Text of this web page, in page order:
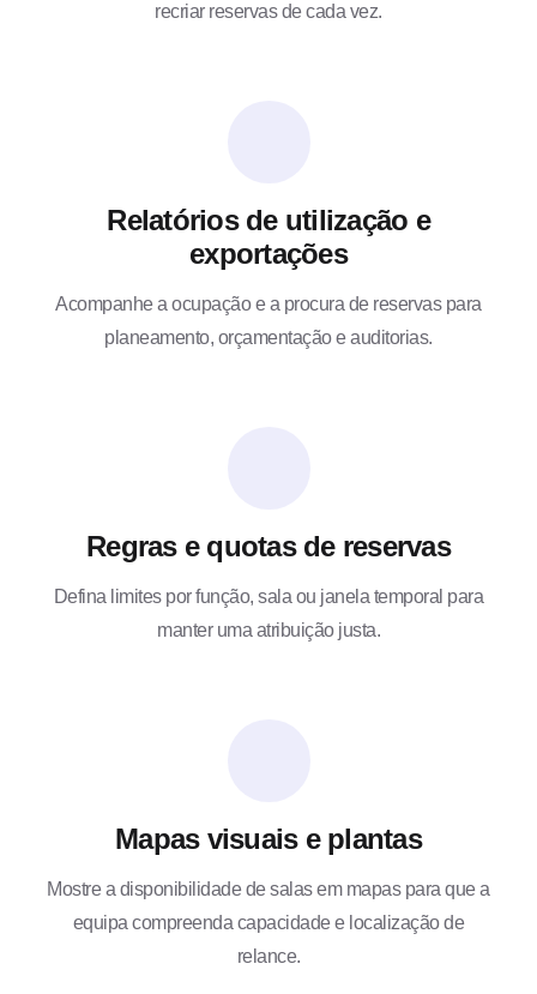
recriar reservas de cada vez.
Relatórios de utilização e
exportações
Acompanhe a ocupação e a procura de reservas para
planeamento, orçamentação e auditorias.
Regras e quotas de reservas
Defina limites por função, sala ou janela temporal para
manter uma atribuição justa.
Mapas visuais e plantas
Mostre a disponibilidade de salas em mapas para que a
equipa compreenda capacidade e localização de
relance.